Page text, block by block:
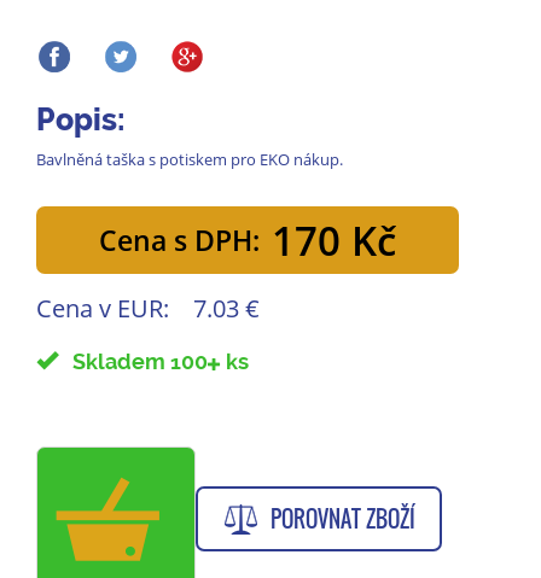
Popis:
Bavlněná taška s potiskem pro EKO nákup.
Cena s DPH: 170 Kč
Cena v EUR: 7.03 €
Skladem 100 ks
POROVNAT ZBOŽÍ